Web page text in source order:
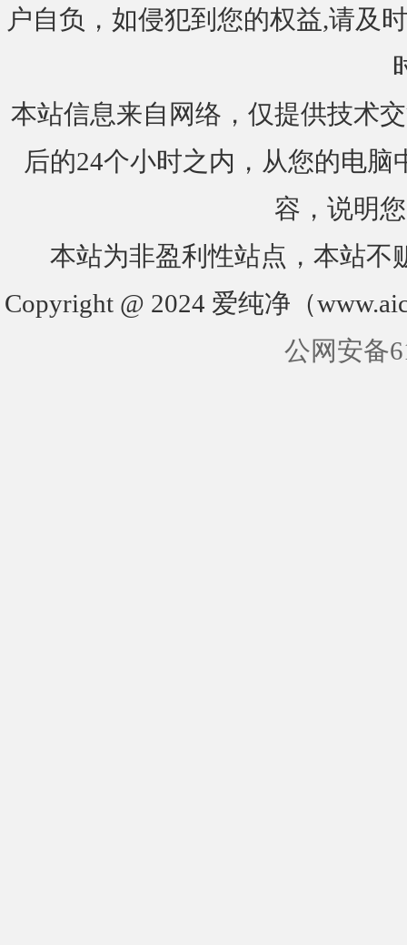
户自负，如侵犯到您的权益,请及
本站信息来自网络，仅提供技术
后的24个小时之内，从您的电
容，说明
本站为非盈利性站点，本站不
Copyright @ 2024 爱纯净（
公网安备